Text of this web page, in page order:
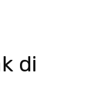
di